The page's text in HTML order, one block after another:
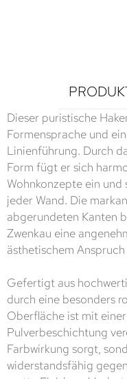
Dieser puristische
Formensprache und
Linienführung. Durch
Form fügt er sich
Wohnkonzepte ein
jeder Wand. Die
abgerundeten Kanten
Zwenkau eine
ästhetischem
Gefertigt aus
durch eine besonders
Oberfläche ist mit
Pulverbeschichtung
Farbwirkung sorgt,
widerstandsfähig